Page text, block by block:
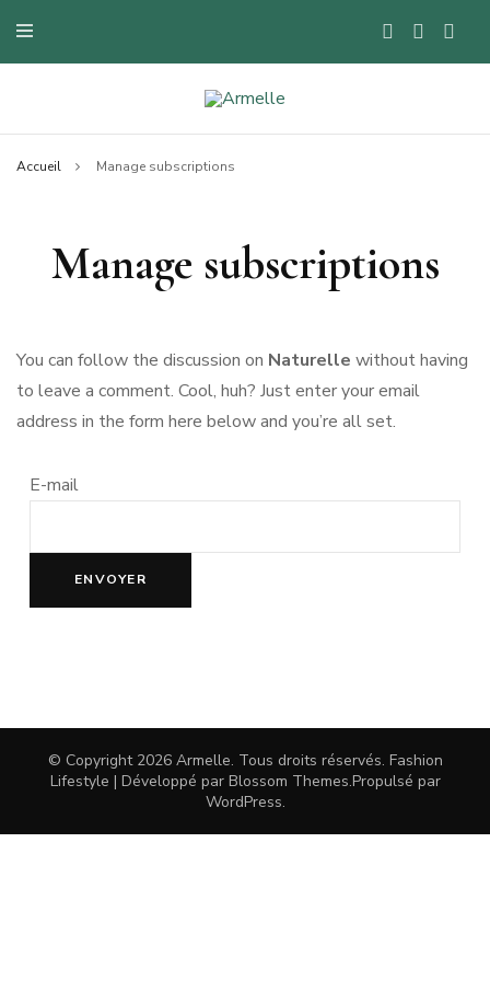
Armelle
Blog mode à Nantes, lifestyle, beauté et bons plans.
Accueil Manage subscriptions
Manage subscriptions
You can follow the discussion on Naturelle without having
to leave a comment. Cool, huh? Just enter your email
address in the form here below and you’re all set.
E-mail
© Copyright 2026 Armelle. Tous droits réservés. Fashion
Lifestyle | Développé par Blossom Themes.Propulsé par
WordPress.